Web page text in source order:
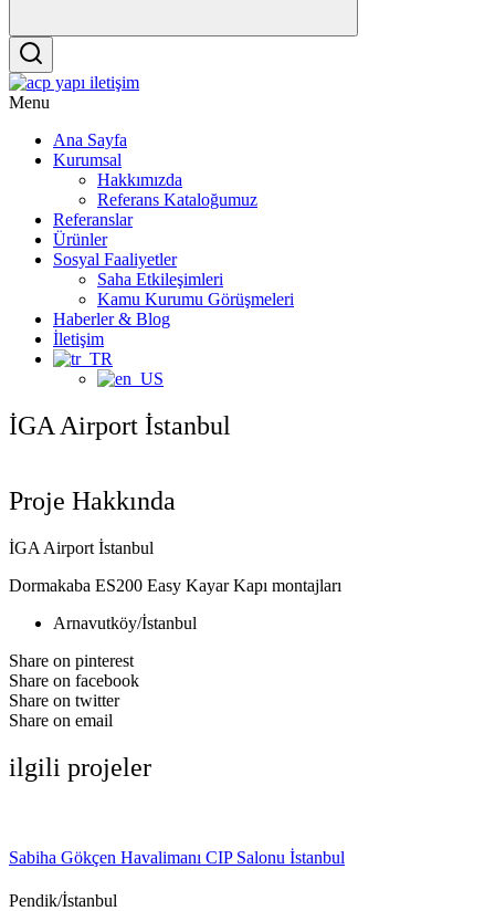
Menu
Ana Sayfa
Kurumsal
Hakkımızda
Referans Kataloğumuz
Referanslar
Ürünler
Sosyal Faaliyetler
Saha Etkileşimleri
Kamu Kurumu Görüşmeleri
Haberler & Blog
İletişim
İGA Airport İstanbul
Proje Hakkında
İGA Airport İstanbul
Dormakaba ES200 Easy Kayar Kapı montajları
Arnavutköy/İstanbul
Share on pinterest
Share on facebook
Share on twitter
Share on email
ilgili projeler
Sabiha Gökçen Havalimanı CIP Salonu İstanbul
Pendik/İstanbul